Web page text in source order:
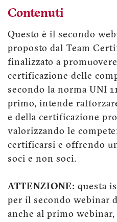
Contenuti
Questo è il secondo
proposto dal Team
finalizzato a
certificazione delle
secondo la norma UNI
primo, intende
e della certificazione
valorizzando le
certificarsi e offrendo
soci e non soci.
ATTENZIONE: questa
per il secondo webinar
anche al primo